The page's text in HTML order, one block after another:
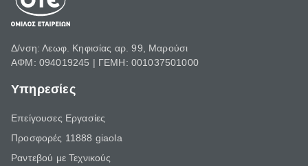
Δ/νση: Λεωφ. Κηφισίας αρ. 99, Μαρούσι
ΑΦΜ: 094019245 | ΓΕΜΗ: 001037501000
Υπηρεσίες
Επείγουσες Εργασίες
Προσφορές 11888 giaola
Ραντεβού με Τεχνικούς